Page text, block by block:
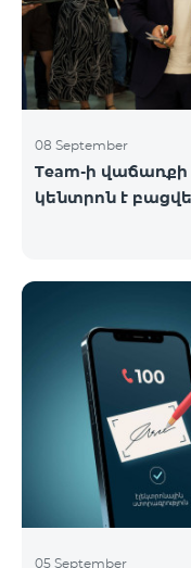
08 September
Team-ի
կենտրոն է
05 September